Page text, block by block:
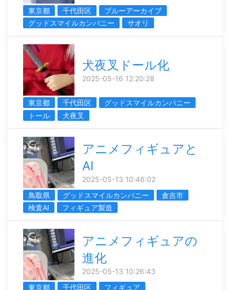
東京都
千代田区
ブルーアーカイブ
グッドスマイルカンパニー
サオリ
犬夜叉ドール化
2025-05-16 12:20:28
東京都 千代田区
グッドスマイルカンパニー
トール
犬夜叉
アニメフィギュアと
AI
2025-05-13 10:46:02
鳥取県
グッドスマイルカンパニー
倉吉市
検査AI
フィギュア製造
アニメフィギュアの
進化
2025-05-13 10:26:43
東京都
千代田区 フィギュア